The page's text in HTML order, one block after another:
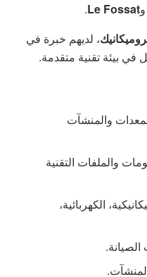
وLe Fossat
.
، لديهم خبرة في
في بيئة تقنية متقدمة.
والمنشآت
والملفات التقنية
الكهربائية،